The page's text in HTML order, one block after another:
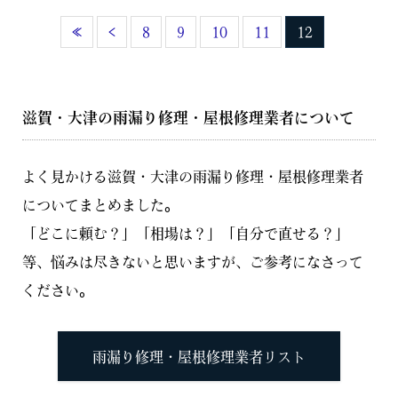
« ‹ 8 9 10 11 12
滋賀・大津の雨漏り修理・屋根修理業者について
よく見かける滋賀・大津の雨漏り修理・屋根修理業者
についてまとめました。
「どこに頼む？」「相場は？」「自分で直せる？」
等、悩みは尽きないと思いますが、ご参考になさって
ください。
雨漏り修理・屋根修理業者リスト